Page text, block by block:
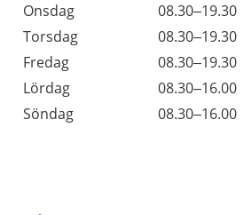
Onsdag
08.30–19.30
Torsdag
08.30–19.30
Fredag
08.30–19.30
Lördag
08.30–16.00
Söndag
08.30–16.00